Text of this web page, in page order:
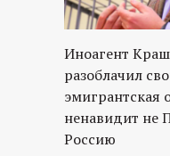
Иноагент
разоблачил
эмигрантская
ненавидит не
Россию